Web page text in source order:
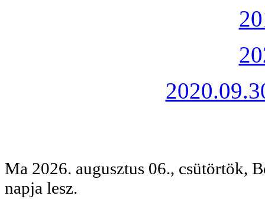
Ma 2026. augusztus 06., csütörtök,
napja lesz.